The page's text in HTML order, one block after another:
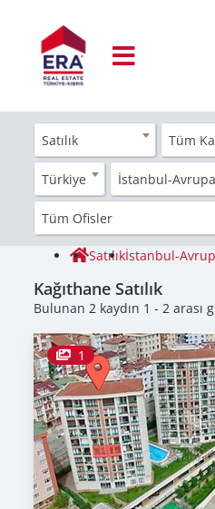
Satılık Tüm
Türkiye İstanbul-Avrupa
Tüm Ofisler
Satılıkİstanbul-
Kağıthane Satılık
Bulunan 2 kaydın 1 - 2 arası
1